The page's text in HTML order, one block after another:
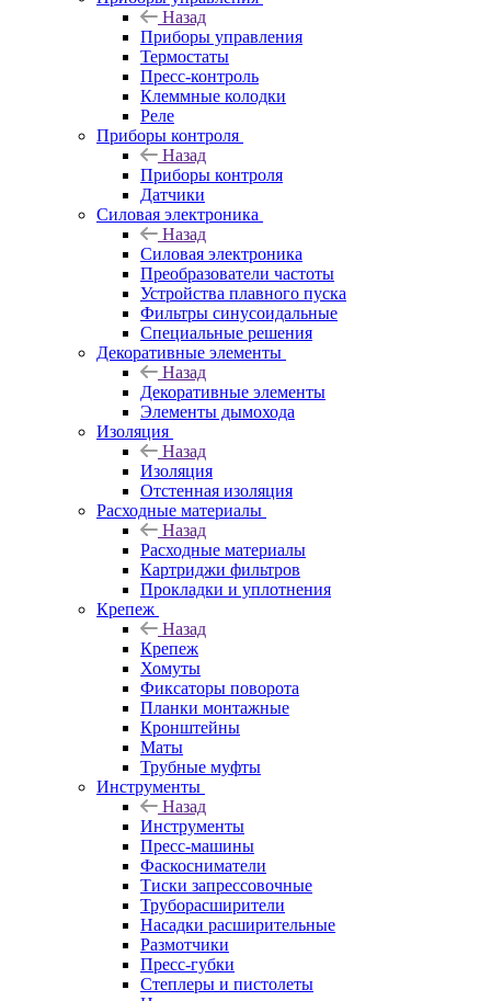
Назад
Приборы управления
Термостаты
Пресс-контроль
Клеммные колодки
Реле
Приборы контроля
Назад
Приборы контроля
Датчики
Силовая электроника
Назад
Силовая электроника
Преобразователи частоты
Устройства плавного пуска
Фильтры синусоидальные
Специальные решения
Декоративные элементы
Назад
Декоративные элементы
Элементы дымохода
Изоляция
Назад
Изоляция
Отстенная изоляция
Расходные материалы
Назад
Расходные материалы
Картриджи фильтров
Прокладки и уплотнения
Крепеж
Назад
Крепеж
Хомуты
Фиксаторы поворота
Планки монтажные
Кронштейны
Маты
Трубные муфты
Инструменты
Назад
Инструменты
Пресс-машины
Фаскосниматели
Тиски запрессовочные
Труборасширители
Насадки расширительные
Размотчики
Пресс-губки
Степлеры и пистолеты